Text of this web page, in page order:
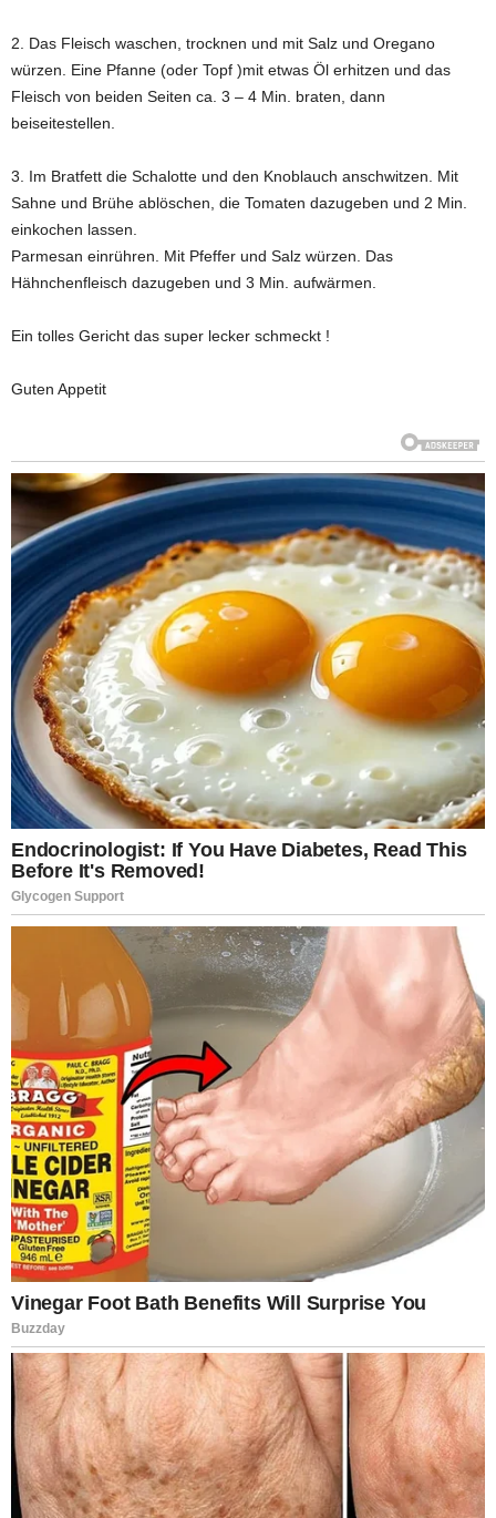
2. Das Fleisch waschen, trocknen und mit Salz und Oregano
würzen. Eine Pfanne (oder Topf )mit etwas Öl erhitzen und das
Fleisch von beiden Seiten ca. 3 – 4 Min. braten, dann
beiseitestellen.
3. Im Bratfett die Schalotte und den Knoblauch anschwitzen. Mit
Sahne und Brühe ablöschen, die Tomaten dazugeben und 2 Min.
einkochen lassen.
Parmesan einrühren. Mit Pfeffer und Salz würzen. Das
Hähnchenfleisch dazugeben und 3 Min. aufwärmen.
Ein tolles Gericht das super lecker schmeckt !
Guten Appetit